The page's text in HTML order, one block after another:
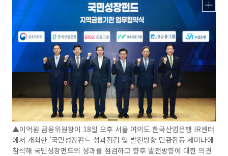
▲이억원 금융위원장이 18일 오후 서울 여의도 한국산업은행 IR센터
에서 개최한 '국민성장펀드 성과점검 및 발전방향 민관합동 세미나에
참석해 국민성장펀드의 성과를 점검하고 향후 발전방향에 대한 의견